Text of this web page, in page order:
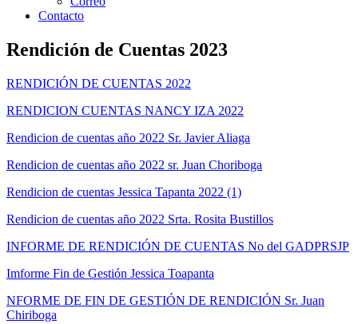
Contacto
Rendición de Cuentas 2023
RENDICIÓN DE CUENTAS 2022
RENDICION CUENTAS NANCY IZA 2022
Rendicion de cuentas año 2022 Sr. Javier Aliaga
Rendicion de cuentas año 2022 sr. Juan Choriboga
Rendicion de cuentas Jessica Tapanta 2022 (1)
Rendicion de cuentas año 2022 Srta. Rosita Bustillos
INFORME DE RENDICIÓN DE CUENTAS No del GADPRSJP
Imforme Fin de Gestión Jessica Toapanta
NFORME DE FIN DE GESTIÓN DE RENDICIÓN Sr. Juan
Chiriboga